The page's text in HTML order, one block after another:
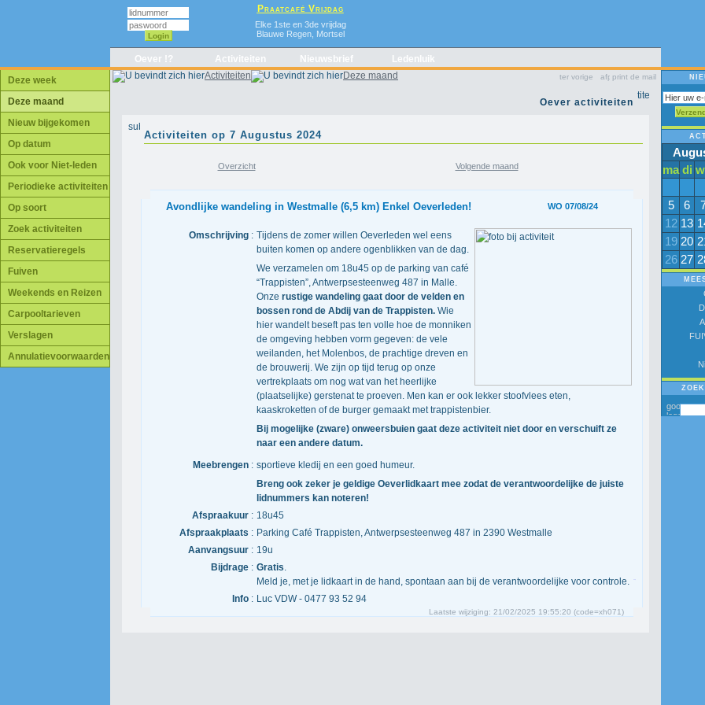
Login
Praatcafé Vrijdag
Elke 1ste en 3de vrijdag
Blauwe Regen, Mortsel
Oever !? Activiteiten Nieuwsbrief
Ledenluik
Deze week
Deze maand
Nieuw bijgekomen
Op datum
Ook voor Niet-leden
Periodieke activiteiten
Op soort
Zoek activiteiten
Reservatieregels
Fuiven
Weekends en Reizen
Carpooltarieven
Verslagen
Annulatievoorwaarden
Activiteiten Deze maand vorige print mail
ma di
5
6
12 13
19 20
26 27
Oever activiteiten
Activiteiten op 7 Augustus 2024
Overzicht Volgende maand
Avondlijke wandeling in Westmalle (6,5 km) Enkel Oeverleden! WO 07/08/24
Omschrijving : Tijdens de zomer willen Oeverleden wel eens
buiten komen op andere ogenblikken van de dag.
We verzamelen om 18u45 op de parking van café
“Trappisten”, Antwerpsesteenweg 487 in Malle.
Onze rustige wandeling gaat door de velden en
bossen rond de Abdij van de Trappisten. Wie
hier wandelt beseft pas ten volle hoe de monniken
de omgeving hebben vorm gegeven: de vele
weilanden, het Molenbos, de prachtige dreven en
de brouwerij. We zijn op tijd terug op onze
vertrekplaats om nog wat van het heerlijke
(plaatselijke) gerstenat te proeven. Men kan er ook lekker stoofvlees eten,
kaaskroketten of de burger gemaakt met trappistenbier.
Bij mogelijke (zware) onweersbuien gaat deze activiteit niet door en verschuift ze
naar een andere datum.
Meebrengen : sportieve kledij en een goed humeur.
Breng ook zeker je geldige Oeverlidkaart mee zodat de verantwoordelijke de juiste
lidnummers kan noteren!
Afspraakuur : 18u45
Afspraakplaats : Parking Café Trappisten, Antwerpsesteenweg 487 in 2390 Westmalle
Aanvangsuur : 19u
Bijdrage : Gratis.
Meld je, met je lidkaart in de hand, spontaan aan bij de verantwoordelijke voor controle.
Info : Luc VDW - 0477 93 52 94
Laatste wijziging: 21/02/2025 19:55:20 (code=xh071)